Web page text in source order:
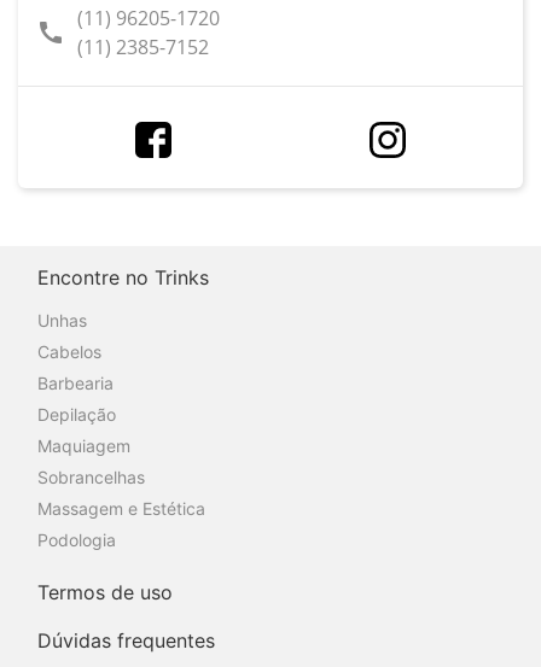
call (11) 96205-1720
(11) 2385-7152
Encontre no Trinks
Unhas
Cabelos
Barbearia
Depilação
Maquiagem
Sobrancelhas
Massagem e Estética
Podologia
Termos de uso
Dúvidas frequentes